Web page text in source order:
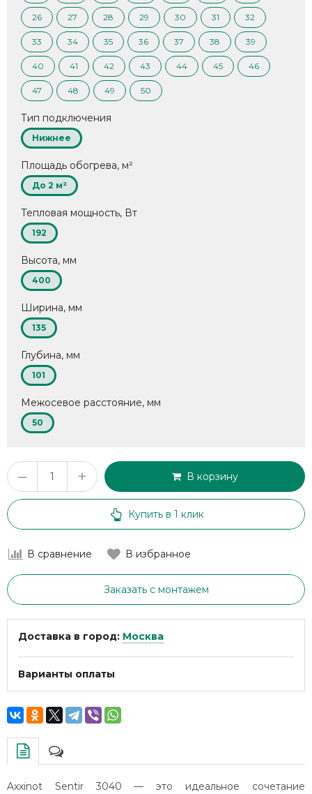
26 27 28 29 30 31 32
33 34 35 36 37 38 39
40 41 42 43 44 45 46
47 48 49 50
Тип подключения
Нижнее
Площадь обогрева, м²
До 2 м²
Тепловая мощность, Вт
192
Высота, мм
400
Ширина, мм
135
Глубина, мм
101
Межосевое расстояние, мм
50
– + В корзину
Купить в 1 клик
В сравнение В избранное
Заказать с монтажем
Доставка в город: Москва
Варианты оплаты
Axxinot Sentir 3040 — это идеальное сочетание